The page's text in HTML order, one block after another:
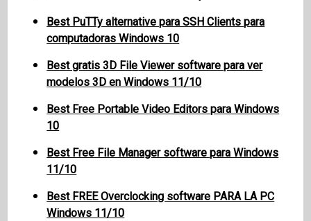
Best PuTTy alternative para SSH Clients para
computadoras Windows 10
Best gratis 3D File Viewer software para ver
modelos 3D en Windows 11/10
Best Free Portable Video Editors para Windows
10
Best Free File Manager software para Windows
11/10
Best FREE Overclocking software PARA LA PC
Windows 11/10